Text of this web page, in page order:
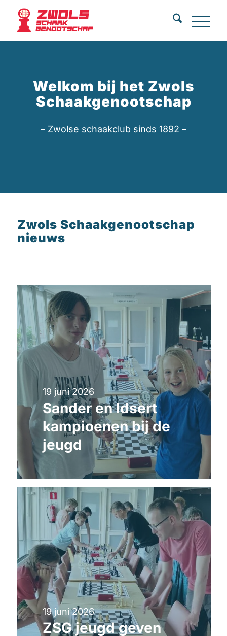
Welkom bij het Zwols
Schaakgenootschap
– Zwolse schaakclub sinds 1892 –
Zwols Schaakgenootschap
nieuws
19 juni 2026
Sander en Idsert
kampioenen bij de
jeugd
19 juni 2026
ZSG jeugd geven